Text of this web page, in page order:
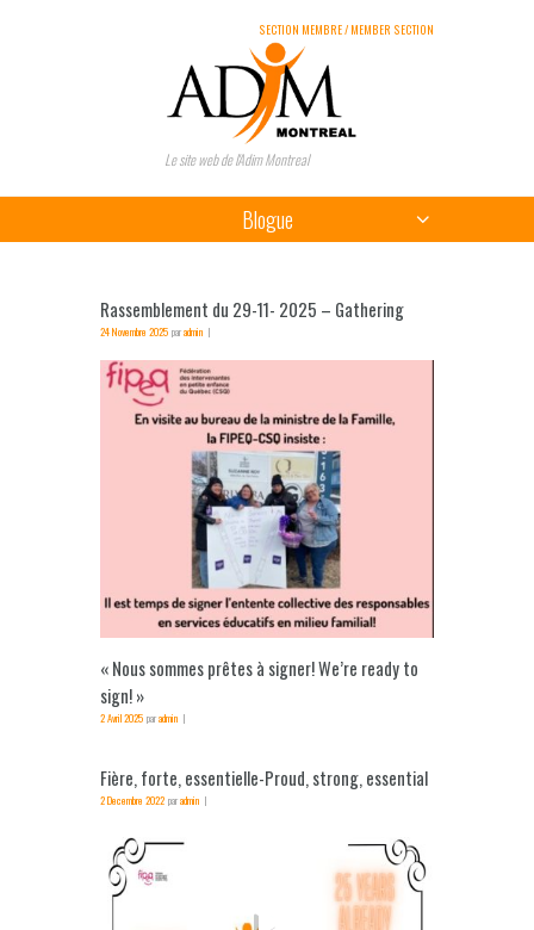
SECTION MEMBRE / MEMBER SECTION
Le site web de l'Adim Montreal
Blogue
Rassemblement du 29-11- 2025 – Gathering
24 Novembre 2025 paradmin
« Nous sommes prêtes à signer! We’re ready to
sign! »
2 Avril 2025 paradmin
Fière, forte, essentielle-Proud, strong, essential
2 Decembre 2022 paradmin